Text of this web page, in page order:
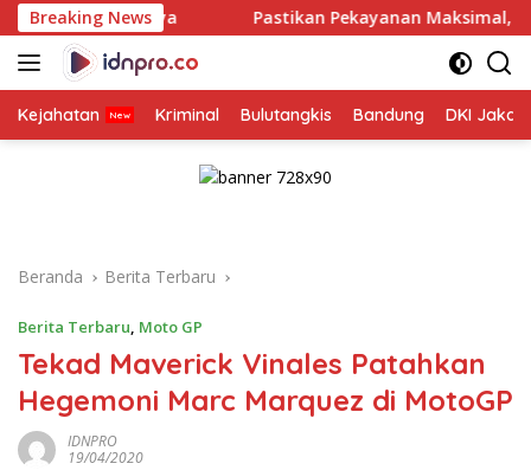
Langsung
ke
konten
Breaking NewsPastikan Pekayanan Maksimal, Direksi Jasa
Kejahatan Kriminal Bulutangkis Bandung DKI
Beranda Berita Terbaru
Berita Terbaru, Moto GP
Tekad Maverick Vinales Patahkan
Hegemoni Marc Marquez di MotoGP
IDNPRO
19/04/2020